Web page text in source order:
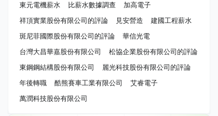
東元電機薪水
比薪水數據調查
加高電子
祥頂實業股份有限公司的評論
見安營造
建國工程薪水
斑尼菲國際股份有限公司的評論
華信光電
台灣大昌華嘉股份有限公司
松協企業股份有限公司的評論
東鋼鋼結構股份有限公司
麗光科技股份有限公司的評論
年後轉職
酷熊賽車工業有限公司
艾睿電子
萬潤科技股份有限公司